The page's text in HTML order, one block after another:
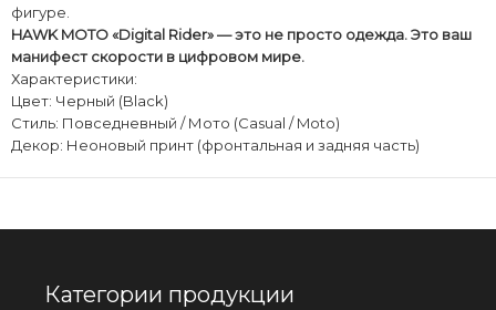
фигуре.
​HAWK MOTO «Digital Rider» — это не просто одежда. Это ваш
манифест скорости в цифровом мире.
​Характеристики:
​Цвет: Черный (Black)
​Стиль: Повседневный / Мото (Сasual / Moto)
​Декор: Неоновый принт (фронтальная и задняя часть)
Категории продукции